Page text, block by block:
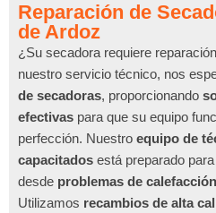
Reparación de
de Ardoz
¿Su secadora requiere
nuestro servicio técnico, nos
de secadoras, proporcionando
efectivas para que su equipo
perfección. Nuestro equipo de
capacitados está preparado
desde problemas de calefacción
Utilizamos recambios de alta